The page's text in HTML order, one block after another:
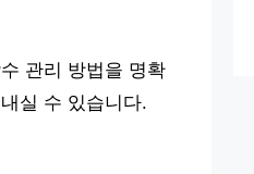
관리 방법을 명확
실 수 있습니다.